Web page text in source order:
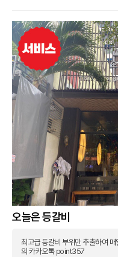
오늘은 등갈비
최고급 등갈비 부위만 추출하여
의 카카오톡 point357